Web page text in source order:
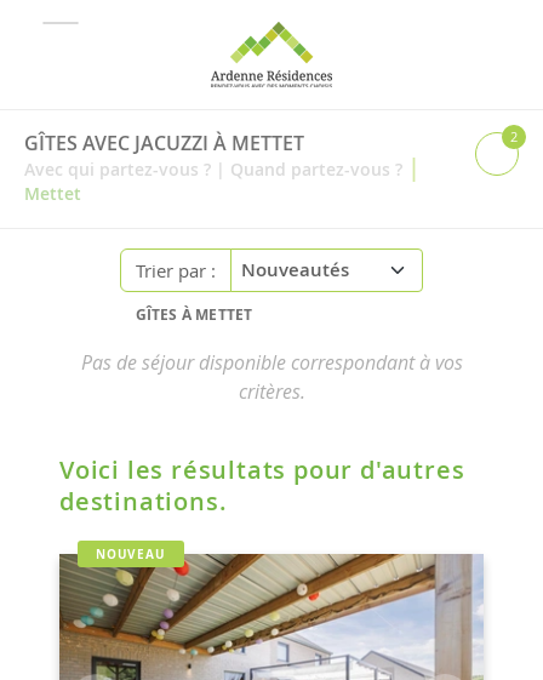
GÎTES AVEC JACUZZI À METTET
Avec qui partez-vous ? | Quand partez-vous ? |
Mettet
2
Trier par :
GÎTES À METTET
Pas de séjour disponible correspondant à vos
critères.
Voici les résultats pour d'autres
destinations.